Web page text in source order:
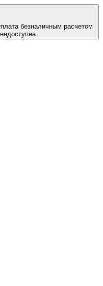
безналичным расчетом